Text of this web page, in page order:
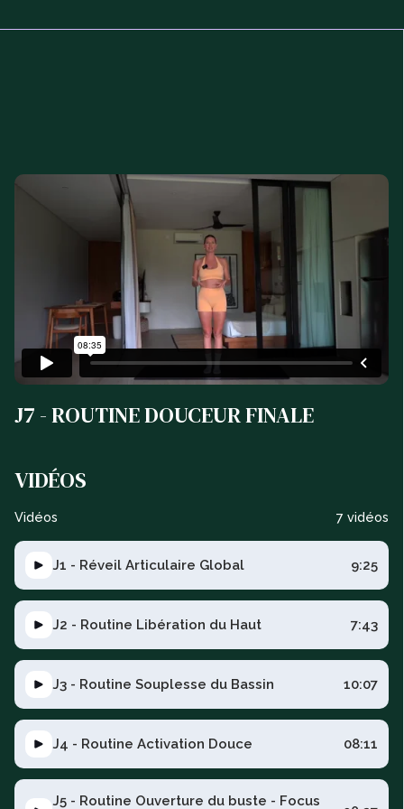
J7 - ROUTINE DOUCEUR FINALE
VIDÉOS
Vidéos 7 vidéos
J1 - Réveil Articulaire Global 9:25
J2 - Routine Libération du Haut 7:43
J3 - Routine Souplesse du Bassin 10:07
J4 - Routine Activation Douce 08:11
J5 - Routine Ouverture du buste - Focus